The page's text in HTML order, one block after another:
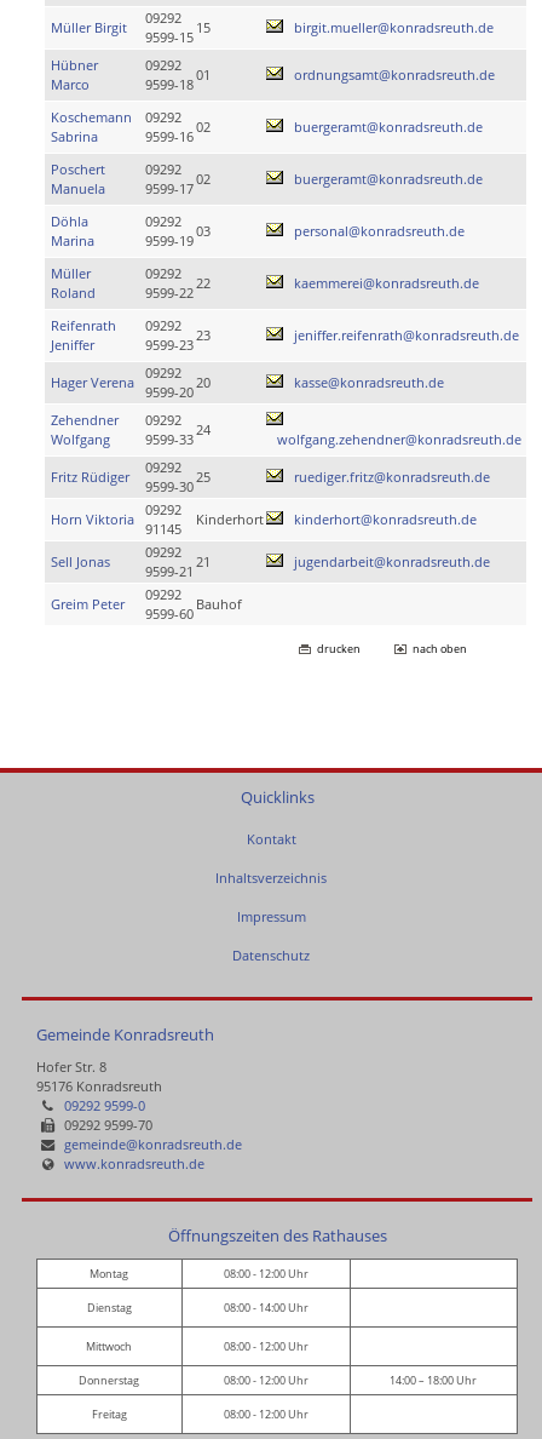
Müller Birgit
09292
9599-15
15 birgit.mueller@konradsreuth.de
Hübner
Marco
09292
9599-18
01 ordnungsamt@konradsreuth.de
Koschemann
Sabrina
09292
9599-16
02 buergeramt@konradsreuth.de
Poschert
Manuela
09292
9599-17
02 buergeramt@konradsreuth.de
Döhla
Marina
09292
9599-19
03 personal@konradsreuth.de
Müller
Roland
09292
9599-22
22 kaemmerei@konradsreuth.de
Reifenrath
Jeniffer
09292
9599-23
23 jeniffer.reifenrath@konradsreuth.de
Hager Verena
09292
9599-20
20 kasse@konradsreuth.de
Zehendner
Wolfgang
09292
9599-33
24
wolfgang.zehendner@konradsreuth.de
Fritz Rüdiger
09292
9599-30
25 ruediger.fritz@konradsreuth.de
Horn Viktoria
09292
91145
Kinderhort kinderhort@konradsreuth.de
Sell Jonas
09292
9599-21
21 jugendarbeit@konradsreuth.de
Greim Peter
09292
9599-60
Bauhof
drucken nach oben
Quicklinks
Kontakt
Inhaltsverzeichnis
Impressum
Datenschutz
Gemeinde Konradsreuth
Hofer Str. 8
95176 Konradsreuth
09292 9599-0
09292 9599-70
gemeinde@konradsreuth.de
www.konradsreuth.de
Öffnungszeiten des Rathauses
Montag 08:00 - 12:00 Uhr
Dienstag 08:00 - 14:00 Uhr
Mittwoch 08:00 - 12:00 Uhr
Donnerstag 08:00 - 12:00 Uhr 14:00 – 18:00 Uhr
Freitag 08:00 - 12:00 Uhr